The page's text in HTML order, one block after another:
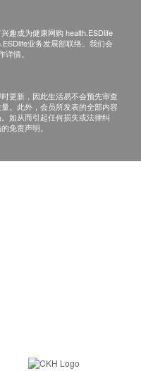
补充剂前，请咨询专
丢失，请勿使用；
存；开封后，拧紧
气中水分有极强吸附
结块现象，不会影响
趣成为健康网购 health.ESDlife
业务发展部联络。我们会
情。
更新，因此生活易不会预先审查
。此外，会员所发表的全部内容
如从而引起任何损失或法律纠
免责声明。